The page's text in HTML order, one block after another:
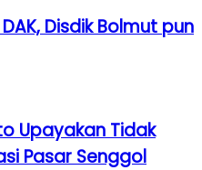
Disdik Bolmut pun
Upayakan Tidak
Pasar Senggol